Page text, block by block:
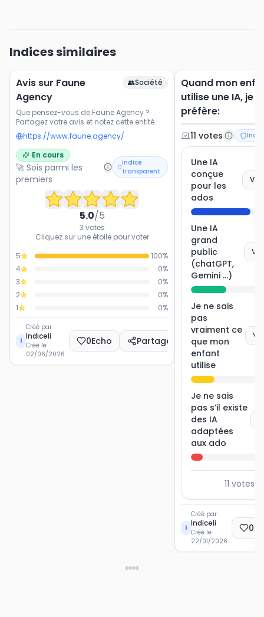
Indices similaires
Avis sur Faune
Agency
👥Société
Que pensez-vous de Faune Agency ?
Partagez votre avis et notez cette entité.
https://www.faune.agency/
En cours
🚀 Sois parmi les
premiers
Indice
transparent
5.0/5
3 votes
Cliquez sur une étoile pour voter
5
100%
4
0%
3
0%
2
0%
1
0%
i
Créé par
Indiceli
Créé le
02/06/2026
0Echo Partager
Quand mon
utilise une IA, je
préfère:
11 votes
Une IA
conçue
pour les
ados
Une IA
grand
public
(chatGPT,
Gemini ...)
Je ne sais
pas
vraiment ce
que mon
enfant
utilise
Je ne sais
pas s’il existe
des IA
adaptées
aux ado
11 votes
i
Créé par
Indiceli
Créé le
22/01/2026
0